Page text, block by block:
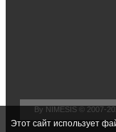
By NIMESIS © 2007-
Этот сайт использует